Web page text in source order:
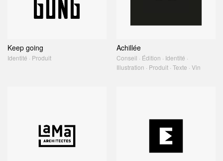
Keep going
Identité · Produit
Achillée
Conseil · Édition · Identité ·
Illustration · Produit · Texte · Vin